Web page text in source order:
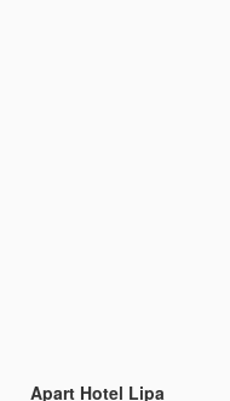
Apart Hotel Lipa